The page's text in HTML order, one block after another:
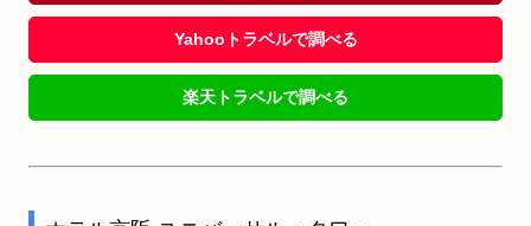
Yahooトラベルで調べる
楽天トラベルで調べる